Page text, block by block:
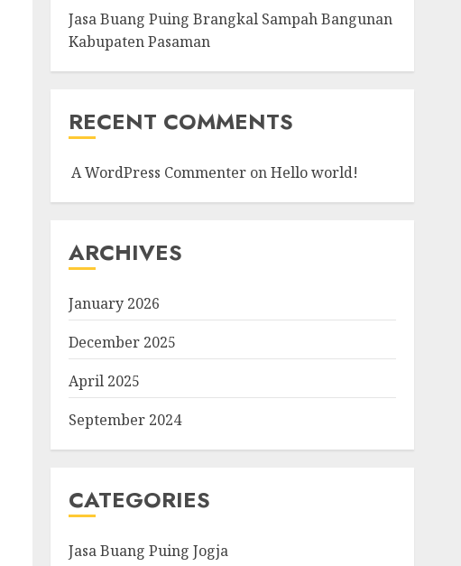
Jasa Buang Puing Brangkal Sampah Bangunan
Kabupaten Pasaman
RECENT COMMENTS
A WordPress CommenteronHello world!
ARCHIVES
January 2026
December 2025
April 2025
September 2024
CATEGORIES
Jasa Buang Puing Jogja